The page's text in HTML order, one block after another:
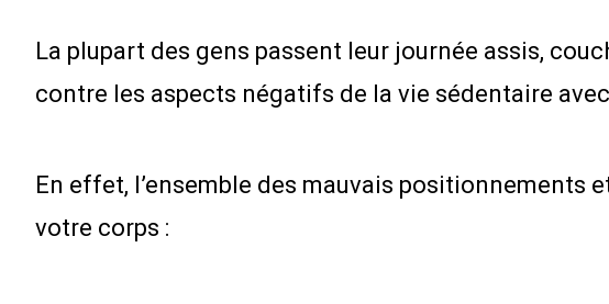
La plupart des gens passent leur journée assis,
contre les aspects négatifs de la vie sédentaire
En effet, l’ensemble des mauvais positionnements
votre corps :